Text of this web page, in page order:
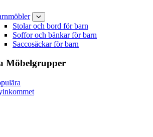
Stolar och bord för barn
Soffor och bänkar för barn
Saccosäckar för barn
Möbelgrupper